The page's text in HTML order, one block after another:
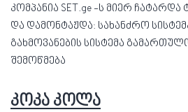
კომპანია SET.ge -ს მიერ ჩატარდა
და დამონტაჟდა: სახანძრო
გახმოვანების სისტემა
შემოწმება
კოკა კოლა